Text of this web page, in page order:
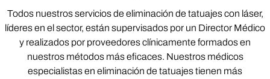
Todos nuestros servicios de eliminación de tatuajes con láser,
líderes en el sector, están supervisados por un Director Médico
y realizados por proveedores clínicamente formados en
nuestros métodos más eficaces. Nuestros médicos
especialistas en eliminación de tatuajes tienen más